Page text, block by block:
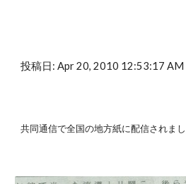
投稿日: Apr 20, 2010 12:53:17 AM
共同通信で全国の地方紙に配信されまし